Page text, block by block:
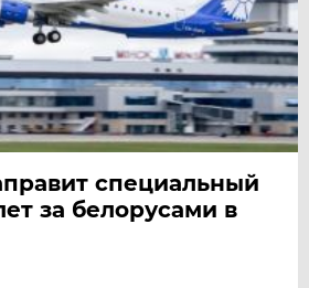
специальный
за белорусами в